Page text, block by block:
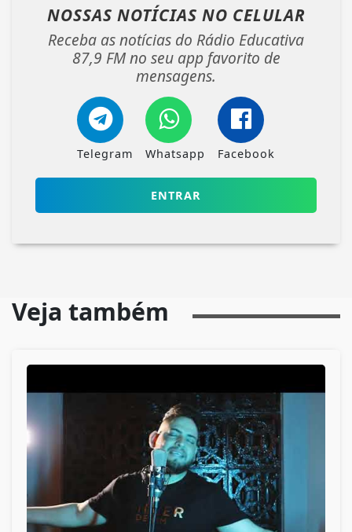
NOSSAS NOTÍCIAS NO CELULAR
Receba as notícias do Rádio Educativa
87,9 FM no seu app favorito de
mensagens.
Telegram Whatsapp Facebook
ENTRAR
Veja também